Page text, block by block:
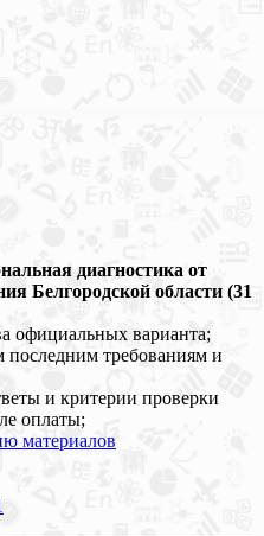
диагностика от
Белгородской области (31
официальных варианта;
последним требованиям и
и критерии проверки
оплаты;
материалов